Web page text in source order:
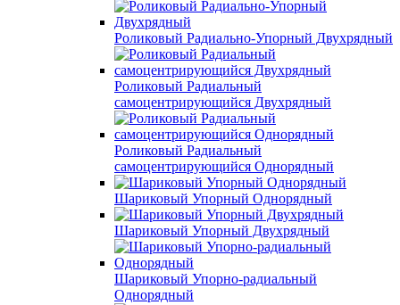
Роликовый Радиально-Упорный Двухрядный
Роликовый Радиальный
самоцентрирующийся Двухрядный
Роликовый Радиальный
самоцентрирующийся Однорядный
Шариковый Упорный Однорядный
Шариковый Упорный Двухрядный
Шариковый Упорно-радиальный
Однорядный